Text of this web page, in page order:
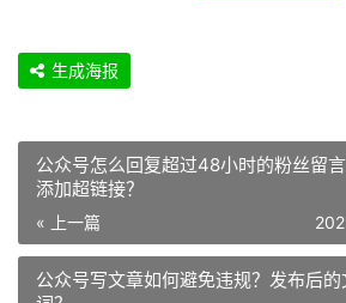
生成海报
公众号怎么回复超过48小时的粉丝留
添加超链接？
« 上一篇
公众号写文章如何避免违规？发布后